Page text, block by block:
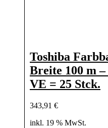
Toshiba
Breite 100 m –
VE = 25 Stck.
343,91 €
inkl. 19 % MwSt.